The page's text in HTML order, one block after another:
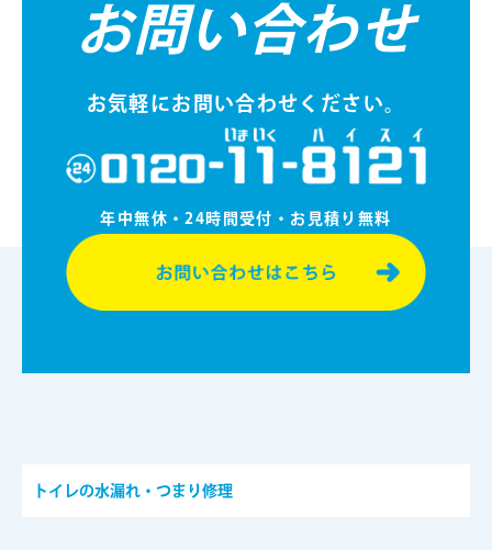
お問い合わせ
お気軽にお問い合わせください。
年中無休・24時間受付・お⾒積り無料
トイレの水漏れ・つまり修理